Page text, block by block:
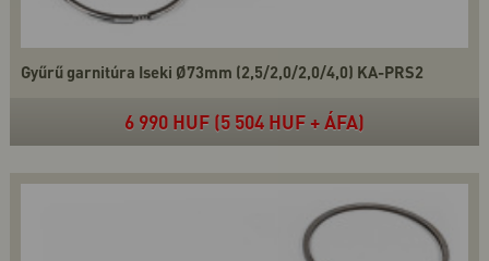
Gyűrű garnitúra Iseki Ø73mm (2,5/2,0/2,0/4,0) KA-PRS2
6 990 HUF (5 504 HUF + ÁFA)